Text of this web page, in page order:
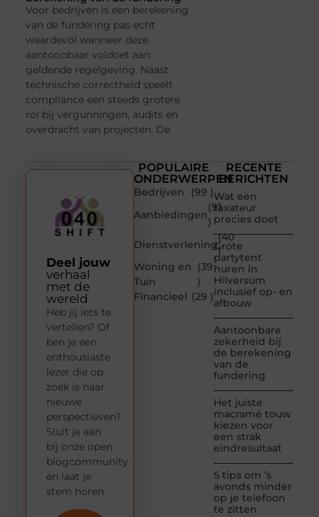
Voor bedrijven is een berekening
van de fundering pas echt
waardevol wanneer deze
aantoonbaar voldoet aan
geldende regelgeving. Naast
technische correctheid speelt
compliance een steeds grotere
rol bij vergunningen, audits en
overdracht van projecten. De
POPULAIRE
ONDERWERPEN
Bedrijven
(99 )
Aanbiedingen
(91
)
Dienstverlening
(40
)
Woning en
Tuin
(39
)
Financieel (29 )
RECENTE
BERICHTEN
Wat een
taxateur
precies doet
Grote
partytent
huren in
Hilversum
inclusief op- en
afbouw
Aantoonbare
zekerheid bij
de berekening
van de
fundering
Het juiste
macramé touw
kiezen voor
een strak
eindresultaat
5 tips om ’s
avonds minder
op je telefoon
te zitten
Deel jouw
verhaal
met de
wereld
Heb jij iets te
vertellen? Of
ben je een
enthousiaste
lezer die op
zoek is naar
nieuwe
perspectieven?
Sluit je aan
bij onze open
blogcommunity
en laat je
stem horen.